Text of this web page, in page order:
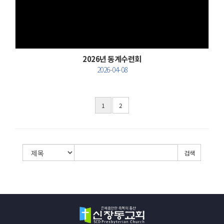
2026년 동계수련회
2026-04-08
1 2
검색